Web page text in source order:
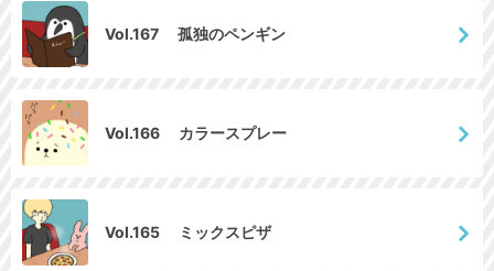
Vol.167 孤独のペンギン
Vol.166 カラースプレー
Vol.165 ミックスピザ